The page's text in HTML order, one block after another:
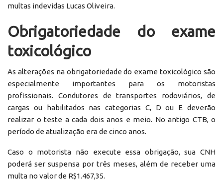
multas indevidas Lucas Oliveira.
Obrigatoriedade do exame
toxicológico
As alterações na obrigatoriedade do exame toxicológico são
especialmente importantes para os motoristas
profissionais. Condutores de transportes rodoviários, de
cargas ou habilitados nas categorias C, D ou E deverão
realizar o teste a cada dois anos e meio. No antigo CTB, o
período de atualização era de cinco anos.
Caso o motorista não execute essa obrigação, sua CNH
poderá ser suspensa por três meses, além de receber uma
multa no valor de R$1.467,35.